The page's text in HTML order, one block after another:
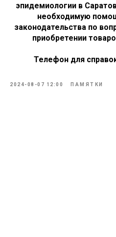
эпидемиологии в
необходимую
законодательства по
приобретении
Телефон для
2024-08-07 12:00 ПАМЯТКИ